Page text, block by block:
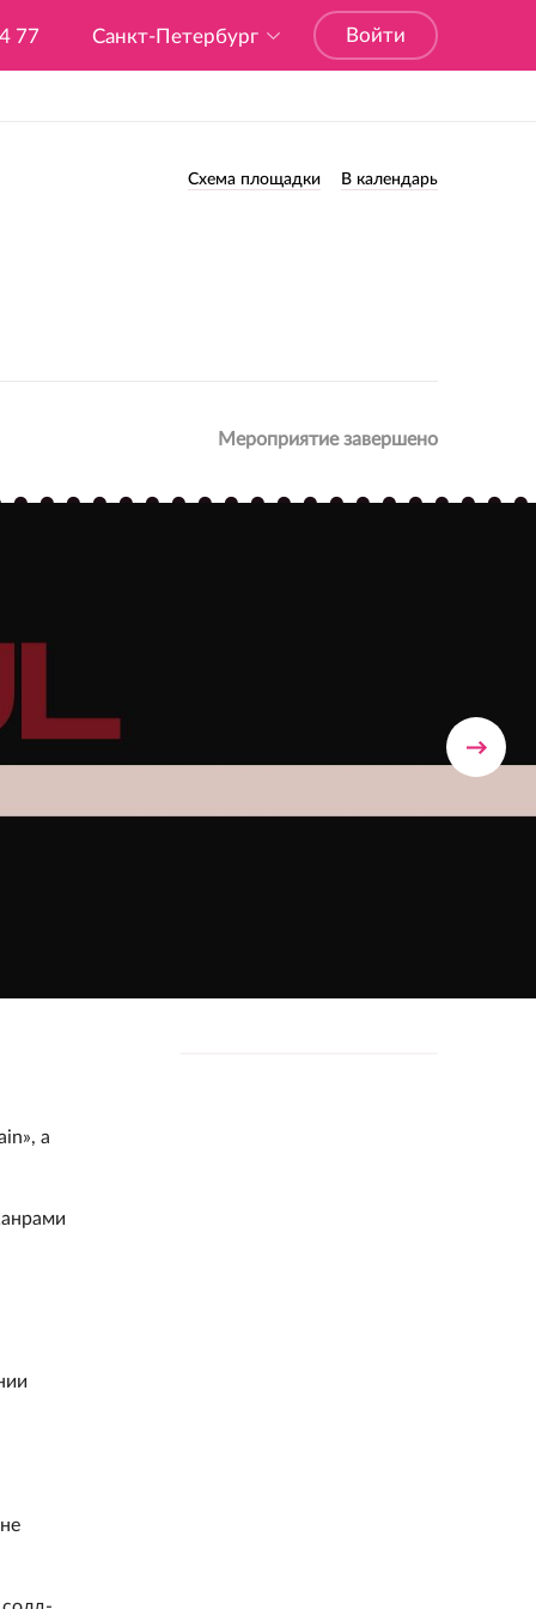
Войти
Санкт-Петербург
77
Схема площадки В календарь
Мероприятие завершено
а